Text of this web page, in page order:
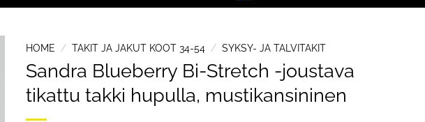
HOME / TAKIT JA JAKUT KOOT 34-54 / SYKSY- JA TALVITAKIT
Sandra Blueberry Bi-Stretch -joustava
tikattu takki hupulla, mustikansininen